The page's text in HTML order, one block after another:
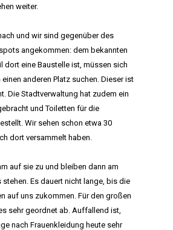
weiter.
und wir sind gegenüber des
angekommen: dem bekannten
dort eine Baustelle ist, müssen sich
anderen Platz suchen. Dieser ist
Die Stadtverwaltung hat zudem ein
und Toiletten für die
Wir sehen schon etwa 30
dort versammelt haben.
auf sie zu und bleiben dann am
stehen. Es dauert nicht lange, bis die
auf uns zukommen. Für den großen
sehr geordnet ab. Auffallend ist,
nach Frauenkleidung heute sehr